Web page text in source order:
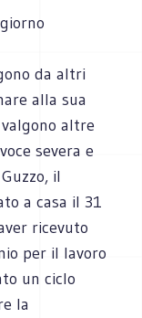
da altri
alla sua
altre
severa e
il
a casa il 31
ricevuto
per il lavoro
un ciclo
la